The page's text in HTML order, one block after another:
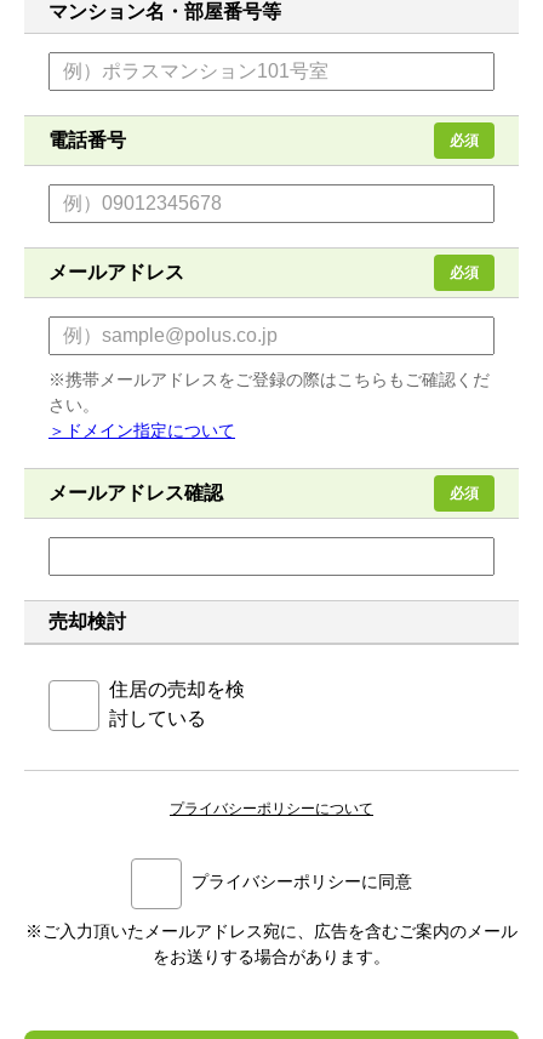
マンション名・部屋番号等
電話番号 必須
メールアドレス 必須
※携帯メールアドレスをご登録の際はこちらもご確認くだ
さい。
＞ドメイン指定について
メールアドレス確認 必須
売却検討
住居の売却を検
討している
プライバシーポリシーについて
プライバシーポリシーに同意
※ご入力頂いたメールアドレス宛に、広告を含むご案内のメール
をお送りする場合があります。